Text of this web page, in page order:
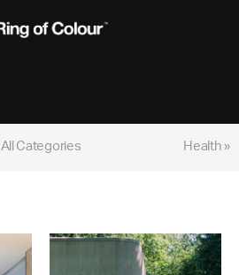
Health »
All Categories